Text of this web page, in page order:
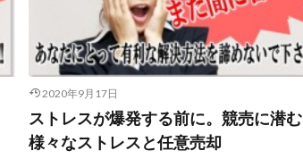
2020年9月17日
ストレスが爆発する前に。競売に潜む
様々なストレスと任意売却